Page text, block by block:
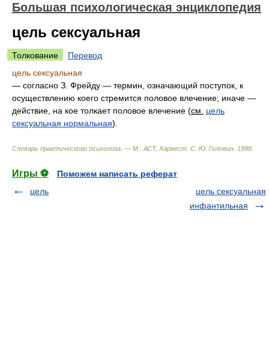
Большая психологическая энциклопедия
цель сексуальная
Толкование
Перевод
цель сексуальная
— согласно З. Фрейду — термин, означающий поступок, к
осуществлению коего стремится половое влечение; иначе —
действие, на кое толкает половое влечение (см.
цель
сексуальная нормальная).
Словарь практического психолога. — М.: АСТ, Харвест С. Ю. Головин 1998
Игры ⚽
Поможем написать реферат
цель
цель сексуальная
инфантильная